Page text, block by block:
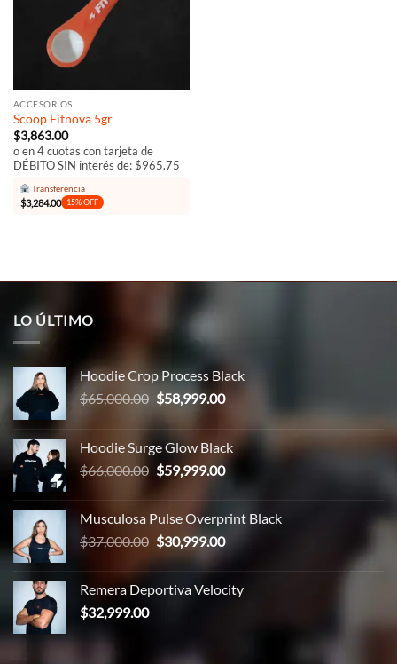
ACCESORIOS
Scoop Fitnova 5gr
$3,863.00
o en 4 cuotas con tarjeta de
DÉBITO SIN interés de: $965.75
Transferencia
$3,284.00 15% OFF
LO ÚLTIMO
Hoodie Crop Process Black
$65,000.00 El
precio
original
era:
$65,000.00.
$58,999.00El
actual
es:
$58,999.00.
Hoodie Surge Glow Black
$66,000.00 El
precio
original
era:
$66,000.00.
$59,999.00El
es:
$59,999.00.
Musculosa Pulse Overprint Black
$37,000.00 El
precio
original
era:
$30,999.00El
precio
actual
es:
Remera Deportiva Velocity
$32,999.00